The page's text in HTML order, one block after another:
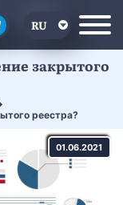
RU
EN
закрытого
реестра?
01.06.2021